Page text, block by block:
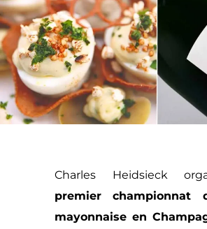
Charles Heidsieck
premier championnat
mayonnaise en